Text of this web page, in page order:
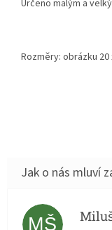
Určeno malým a
Rozměry: obrázku 20
MŠ